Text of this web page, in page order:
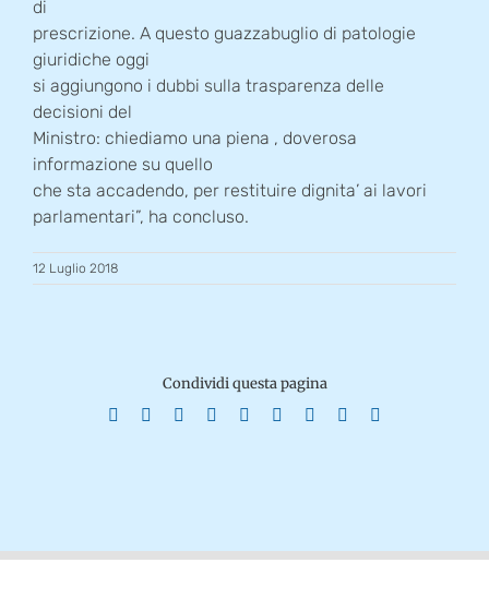
di
prescrizione. A questo guazzabuglio di patologie
giuridiche oggi
si aggiungono i dubbi sulla trasparenza delle
decisioni del
Ministro: chiediamo una piena , doverosa
informazione su quello
che sta accadendo, per restituire dignita’ ai lavori
parlamentari”, ha concluso.
12 Luglio 2018
Condividi questa pagina
Facebook Reddit LinkedInWhatsApp
TumblrPinterest